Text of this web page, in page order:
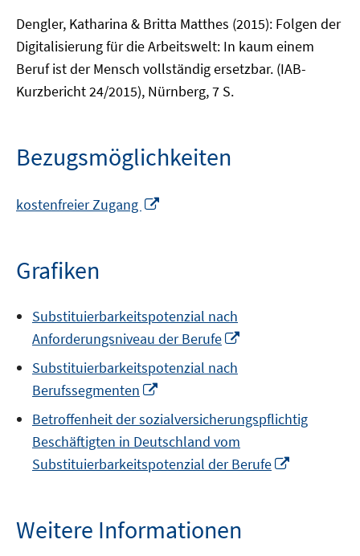
Dengler, Katharina & Britta Matthes (2015): Folgen der
Digitalisierung für die Arbeitswelt: In kaum einem
Beruf ist der Mensch vollständig ersetzbar. (IAB-
Kurzbericht 24/2015), Nürnberg, 7 S.
Bezugsmöglichkeiten
kostenfreier Zugang
Grafiken
Substituierbarkeitspotenzial nach
Anforderungsniveau der Berufe
Substituierbarkeitspotenzial nach
Berufssegmenten
Fenster
öffnen
Betroffenheit der sozialversicherungspflichtig
Beschäftigten in Deutschland vom
Substituierbarkeitspotenzial der Berufe
Weitere Informationen